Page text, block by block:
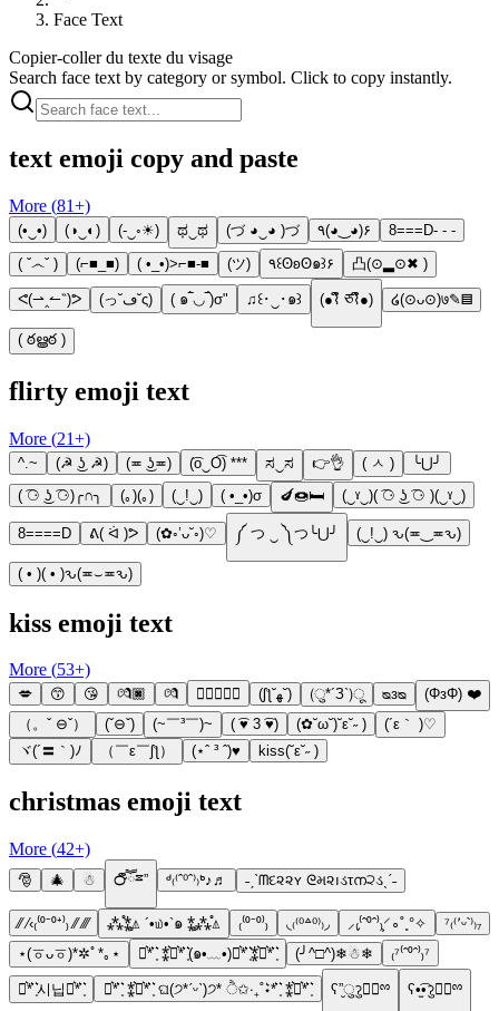
Face Text
Copier-coller du texte du visage
Search face text by category or symbol. Click to copy instantly.
text emoji copy and paste
More (81+)
(•‿•) (◑‿◐) (-‿◦☀) ಥ‿ಥ (づ ◕‿◕ )づ ٩(◕‿◕)۶
8===D- - -
( ˇ෴ˇ )
(⌐■_■) ( •_•)>⌐■-■ (ツ) ٩꒰ʘʚʘ๑꒱۶ 凸(⊙▂⊙✖ )
ᕙ(⇀‸↼‶)ᕗ (っ˘ڡ˘ς) ( ๑‾̀◡‾́)σ" ♫꒰･‿･๑꒱ (●⌇ຶ ཅ⌇ຶ●) ໒(⊙ᴗ⊙)७✎▤
( ఠൠఠ )
flirty emoji text
More (21+)
^.~ (☭ ͜ʖ ☭) (≖ ͜ʖ≖) (͡o‿O͡) *** ಸ‿ಸ 👉👌 ( ㅅ )
╰⋃╯
( ͡⚆ ͜ʖ ͡⚆)╭∩╮
(｡)(｡) (‿!‿) ( •_•)σ 🍆🍩🛏 (‿ˠ‿)( ͡⚆ ͜ʖ ͡⚆ )(‿ˠ‿)
8====D ᕕ( ᐛ )ᕗ (✿◦’ᴗ˘◦)♡ ༼ つ ‿ ༽つ╰⋃╯ (‿!‿) ԅ(≖‿≖ԅ)
( • )( • )ԅ(≖⌣≖ԅ)
kiss emoji text
More (53+)
💋 😙 😘 💏🏿 💏 👨🏼‍❤️‍💋‍👩 (ʃƪ˘ﻬ˘) (ु*´З`)ू ᴓᴈᴓ
(ΦзΦ) ❤️
（。ˇ ⊖ˇ）
(ˇ⊖ˇ) (~￣³￣)~ ( ͡♥ 3 ͡♥) (✿˘ω˘)˘ε˘˶ )
(´ε｀ )♡
ヾ(´〓｀)ﾉ
（￣ε￣ʃƪ） (⋆ˆ ³ ˆ)♥ kiss(˘ε˘˶ )
christmas emoji text
More (42+)
🎅 🎄 ☃ ℺ຶཽྈ” ᒄ₍⁽ˆ⁰ˆ⁾₎ᒃ♪♬ ˗ˏˋᗰદ૨૨ʏ ᘓમ૨ıડτന੨ડˎˊ˗
⁄⁄ ⁄‹₍⁽⁰⁻⁰⁺⁾₎ ⁄⁄ ⁄⁄⁄ ⁂̊⁑̥⍋ ´•௰•`๑ ⁑̥⁂̊⍋ ₍⁽⁰⁻⁰⁾₎ ◟₍⁽⁰꒫⁰⁾₎◞ ⸝₍̗⁽ˆ⁰ˆ⁾₎͕⸍∘˚˳°✧
⁷₍⁽՚ᵕ՝⁾₎₇
⋆(ㆆᴗㆆ)*✲ﾟ*｡⋆
⋆͛*͛ ͙͛ ⁑͛⋆͛*͛ ͙͛(๑•﹏•)⋆͛*͛ ͙͛⁑͛⋆͛*͛ ͙͛ (╯^□^)❄☃❄ ₍⁷⁽ˆ⁰ˆ⁾₎⁷
⋆͛*͛ ͙͛시닙⋆͛*͛ ͙͛ ⋆͛*͛ ͙͛ ⁑͛⋆͛*͛ ͙͛ ଘ(੭*ˊᵕˋ)੭* ੈ✩‧₊˚⋆͛*͛ ͙͛ ⁑͛⋆͛*͛ ͙͛ ʕ”̮ुॽु✚⃞ྉ ʕ•̫͡•ॽु✚⃞ྉ